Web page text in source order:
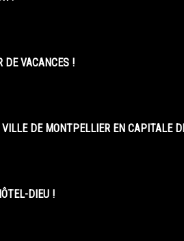
DE VACANCES !
DE MONTPELLIER EN CAPITALE
DIEU !